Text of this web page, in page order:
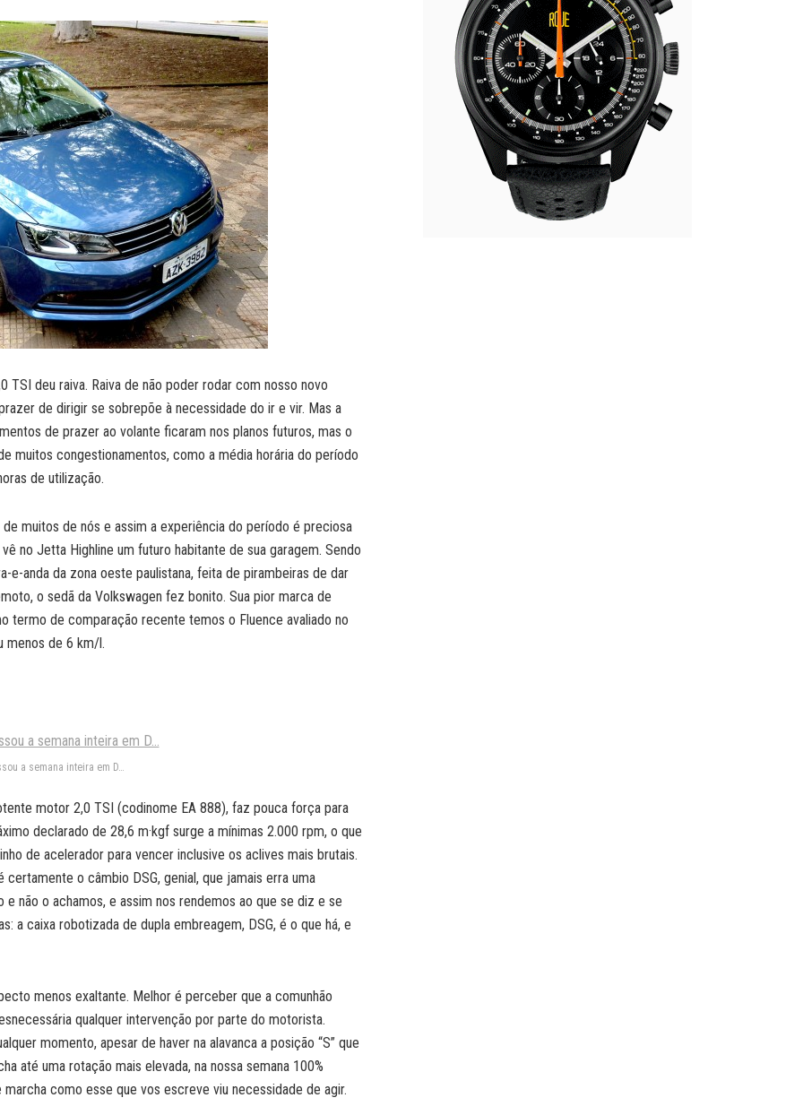
TSI deu raiva. Raiva de não poder rodar com nosso novo
de dirigir se sobrepõe à necessidade do ir e vir. Mas a
de prazer ao volante ficaram nos planos futuros, mas o
muitos congestionamentos, como a média horária do período
de utilização.
muitos de nós e assim a experiência do período é preciosa
no Jetta Highline um futuro habitante de sua garagem. Sendo
e-anda da zona oeste paulistana, feita de pirambeiras de dar
o sedã da Volkswagen fez bonito. Sua pior marca de
termo de comparação recente temos o Fluence avaliado no
menos de 6 km/l.
a semana inteira em D…
motor 2,0 TSI (codinome EA 888), faz pouca força para
declarado de 28,6 m·kgf surge a mínimas 2.000 rpm, o que
de acelerador para vencer inclusive os aclives mais brutais.
o câmbio DSG, genial, que jamais erra uma
não o achamos, e assim nos rendemos ao que se diz e se
a caixa robotizada de dupla embreagem, DSG, é o que há, e
menos exaltante. Melhor é perceber que a comunhão
qualquer intervenção por parte do motorista.
momento, apesar de haver na alavanca a posição “S” que
até uma rotação mais elevada, na nossa semana 100%
como esse que vos escreve viu necessidade de agir.